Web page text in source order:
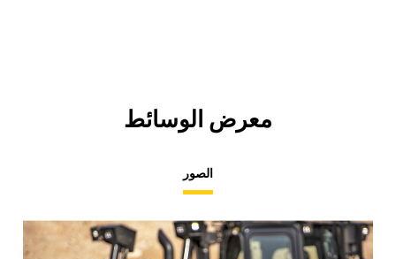
معرض الوسائط
الصور